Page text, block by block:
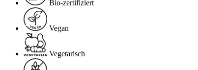
Bio-zertifiziert
Vegan
Vegetarisch